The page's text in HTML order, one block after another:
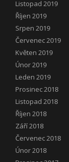
Listopad 2019
Říjen 2019
Srpen 2019
Červenec 2019
Květen 2019
Únor 2019
Leden 2019
Prosinec 2018
Listopad 2018
Říjen 2018
Září 2018
Červenec 2018
Únor 2018